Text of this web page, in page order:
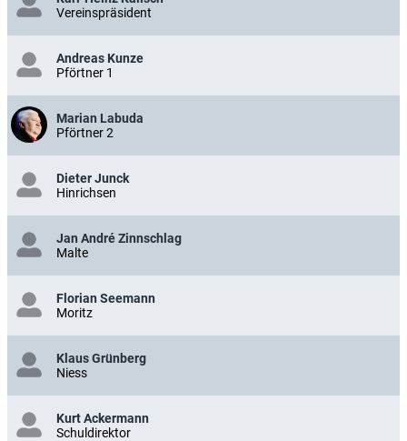
Vereinspräsident
Andreas Kunze
Pförtner 1
Marian Labuda
Pförtner 2
Dieter Junck
Hinrichsen
Jan André Zinnschlag
Malte
Florian Seemann
Moritz
Klaus Grünberg
Niess
Kurt Ackermann
Schuldirektor